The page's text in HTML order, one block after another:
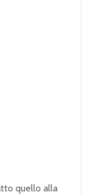
quello alla